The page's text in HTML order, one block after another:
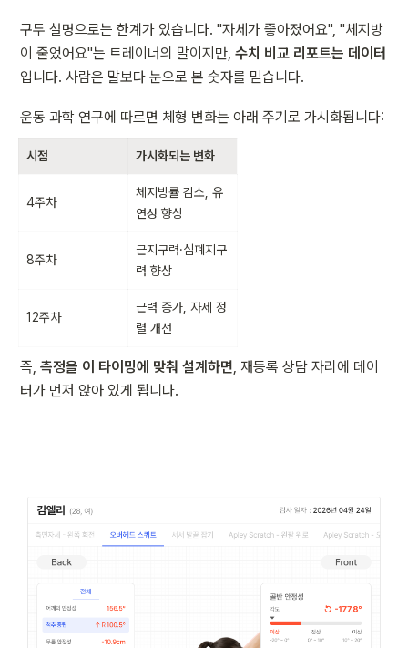
구두 설명으로는 한계가 있습니다. "자세가 좋아졌어요", "체지방
이 줄었어요"는 트레이너의 말이지만, 수치 비교 리포트는 데이터
입니다. 사람은 말보다 눈으로 본 숫자를 믿습니다.
운동 과학 연구에 따르면 체형 변화는 아래 주기로 가시화됩니다:
시점 가시화되는 변화
4주차
체지방률 감소, 유
연성 향상
8주차
근지구력·심폐지구
력 향상
12주차
근력 증가, 자세 정
렬 개선
즉, 측정을 이 타이밍에 맞춰 설계하면, 재등록 상담 자리에 데이
터가 먼저 앉아 있게 됩니다.